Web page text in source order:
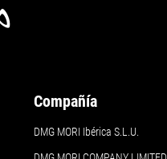
Compañía
DMG MORI Ibérica S.L.U.